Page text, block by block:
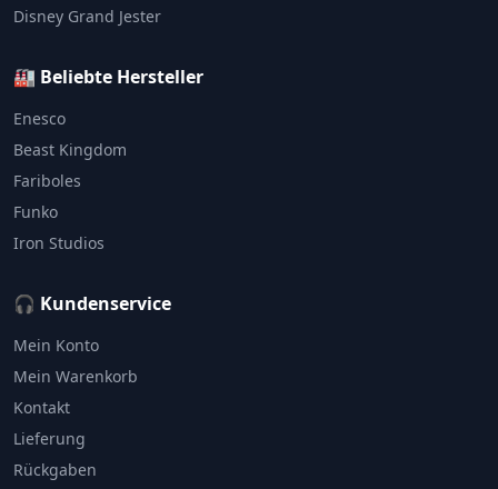
Disney Grand Jester
🏭 Beliebte Hersteller
Enesco
Beast Kingdom
Fariboles
Funko
Iron Studios
🎧 Kundenservice
Mein Konto
Mein Warenkorb
Kontakt
Lieferung
Rückgaben